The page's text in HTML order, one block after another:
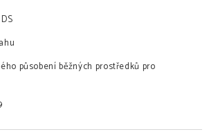
působení běžných prostředků pro